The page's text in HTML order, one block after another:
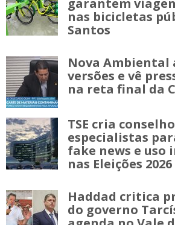
garantem
nas bicicletas
Santos
Nova Ambiental
versões e vê
na reta final da
TSE cria
especialistas
fake news e uso
nas Eleições 2026
Haddad critica
do governo